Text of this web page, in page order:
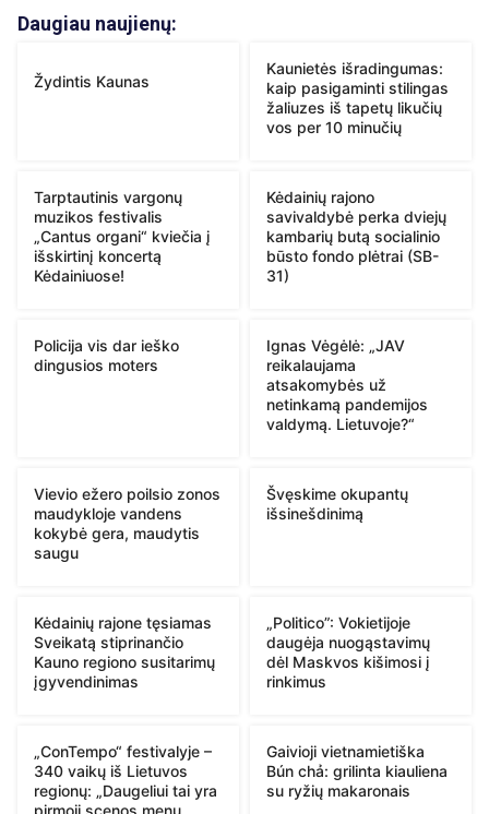
Daugiau naujienų:
Žydintis Kaunas
Kaunietės išradingumas:
kaip pasigaminti stilingas
žaliuzes iš tapetų likučių
vos per 10 minučių
Tarptautinis vargonų
muzikos festivalis
„Cantus organi“ kviečia į
išskirtinį koncertą
Kėdainiuose!
Kėdainių rajono
savivaldybė perka dviejų
kambarių butą socialinio
būsto fondo plėtrai (SB-
31)
Policija vis dar ieško
dingusios moters
Ignas Vėgėlė: „JAV
reikalaujama
atsakomybės už
netinkamą pandemijos
valdymą. Lietuvoje?“
Vievio ežero poilsio zonos
maudykloje vandens
kokybė gera, maudytis
saugu
Švęskime okupantų
išsinešdinimą
Kėdainių rajone tęsiamas
Sveikatą stiprinančio
Kauno regiono susitarimų
įgyvendinimas
„Politico”: Vokietijoje
daugėja nuogąstavimų
dėl Maskvos kišimosi į
rinkimus
„ConTempo“ festivalyje –
340 vaikų iš Lietuvos
regionų: „Daugeliui tai yra
Gaivioji vietnamietiška
Bún chả: grilinta kiauliena
su ryžių makaronais